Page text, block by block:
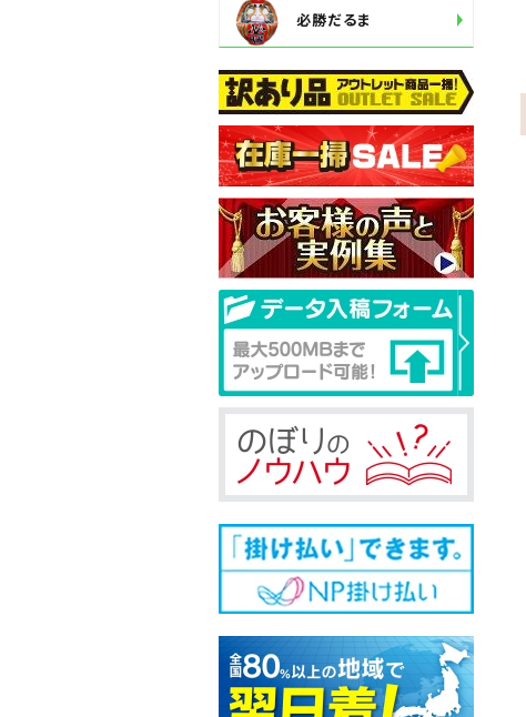
必勝だるま